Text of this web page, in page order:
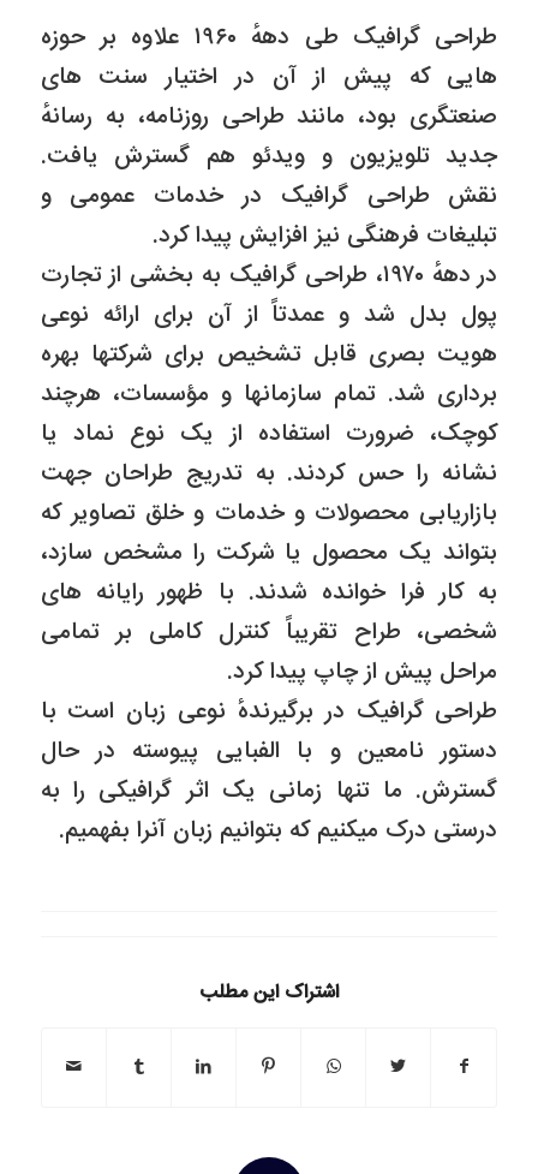
طراحى گرافیک طى دههٔ ۱۹۶۰ علاوه بر حوزه
هایى که پیش از آن در اختیار سنت هاى
صنعتگرى بود، مانند طراحى روزنامه، به رسانهٔ
جدید تلویزیون و ویدئو هم گسترش یافت.
نقش طراحى گرافیک در خدمات عمومى و
تبلیغات فرهنگى نیز افزایش پیدا کرد.
در دههٔ ۱۹۷۰، طراحى گرافیک به بخشى از تجارت
پول بدل شد و عمدتاً از آن براى ارائه نوعى
هویت بصرى قابل تشخیص براى شرکتها بهره
بردارى شد. تمام سازمانها و مؤسسات، هرچند
کوچک، ضرورت استفاده از یک نوع نماد یا
نشانه را حس کردند. به تدریج طراحان جهت
بازاریابى محصولات و خدمات و خلق تصاویر که
بتواند یک محصول یا شرکت را مشخص سازد،
به کار فرا خوانده شدند. با ظهور رایانه هاى
شخصی، طراح تقریباً کنترل کاملى بر تمامى
مراحل پیش از چاپ پیدا کرد.
طراحى گرافیک در برگیرندهٔ نوعى زبان است با
دستور نامعین و با الفبایى پیوسته در حال
گسترش. ما تنها زمانى یک اثر گرافیکى را به
درستى درک میکنیم که بتوانیم زبان آنرا بفهمیم.
اشتراک این مطلب